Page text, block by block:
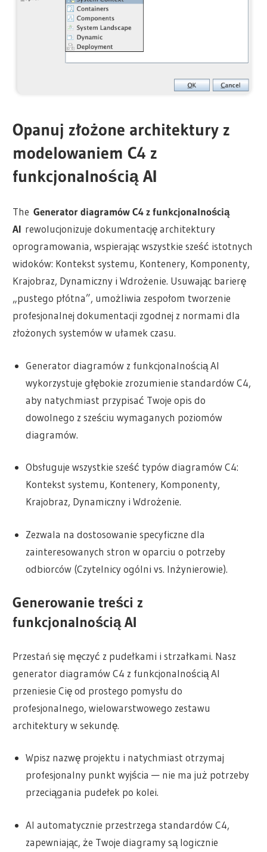
Opanuj złożone architektury z
modelowaniem C4 z
funkcjonalnością AI
TheGenerator diagramów C4 z funkcjonalnością
AI rewolucjonizuje dokumentację architektury
oprogramowania, wspierając wszystkie sześć istotnych
widoków: Kontekst systemu, Kontenery, Komponenty,
Krajobraz, Dynamiczny i Wdrożenie. Usuwając barierę
„pustego płótna”, umożliwia zespołom tworzenie
profesjonalnej dokumentacji zgodnej z normami dla
złożonych systemów w ułamek czasu.
Generator diagramów z funkcjonalnością AI
wykorzystuje głębokie zrozumienie standardów C4,
aby natychmiast przypisać Twoje opis do
dowolnego z sześciu wymaganych poziomów
diagramów.
Obsługuje wszystkie sześć typów diagramów C4:
Kontekst systemu, Kontenery, Komponenty,
Krajobraz, Dynamiczny i Wdrożenie.
Zezwala na dostosowanie specyficzne dla
zainteresowanych stron w oparciu o potrzeby
odbiorców (Czytelnicy ogólni vs. Inżynierowie).
Generowanie treści z
funkcjonalnością AI
Przestań się męczyć z pudełkami i strzałkami. Nasz
generator diagramów C4 z funkcjonalnością AI
przeniesie Cię od prostego pomysłu do
profesjonalnego, wielowarstwowego zestawu
architektury w sekundę.
Wpisz nazwę projektu i natychmiast otrzymaj
profesjonalny punkt wyjścia — nie ma już potrzeby
przeciągania pudełek po kolei.
AI automatycznie przestrzega standardów C4,
zapewniając, że Twoje diagramy są logicznie